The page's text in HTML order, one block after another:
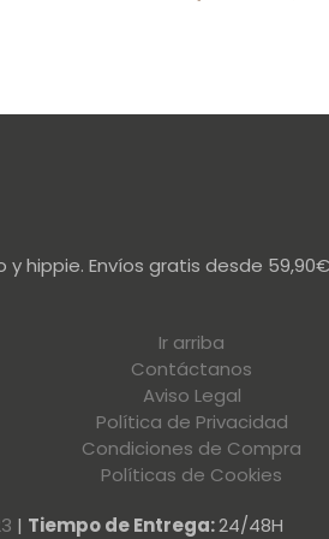
hippie. Envíos gratis desde
Ir arriba
Contáctanos
Aviso Legal
Política de Privacidad
Condiciones de Compra
Políticas de Cookies
| Tiempo de Entrega:24/48H